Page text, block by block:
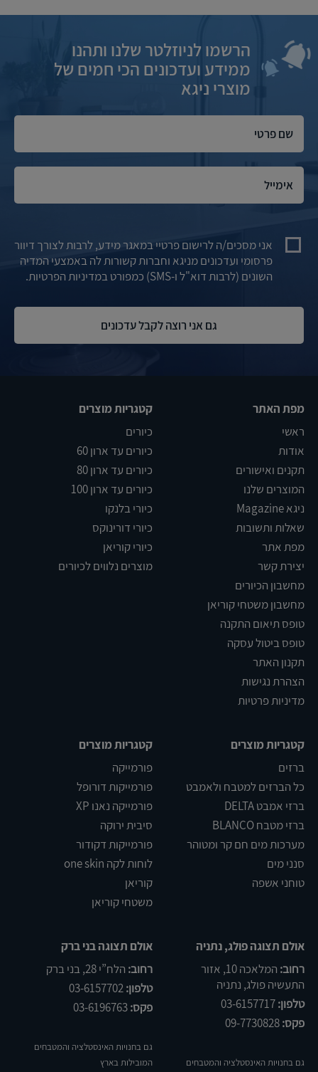
הרשמו לניוזלטר שלנו ותהנו
ממידע ועדכונים הכי חמים של
מוצרי ניגא
אני מסכים/ה לרישום פרטיי במאגר מידע, לרבות לצורך דיוור
פרסומי ועדכונים מניגא וחברות קשורות לה באמצעי המדיה
השונים (לרבות דוא"ל ו-SMS) כמפורט במדיניות הפרטיות.
מפת האתר
ראשי
אודות
תקנים ואישורים
המוצרים שלנו
ניגא Magazine
שאלות ותשובות
מפת אתר
יצירת קשר
מחשבון הכיורים
מחשבון משטחי קוריאן
טופס תיאום התקנה
טופס ביטול עסקה
תקנון האתר
הצהרת נגישות
מדיניות פרטיות
קטגריות מוצרים
כיורים
כיורים עד ארון 60
כיורים עד ארון 80
כיורים עד ארון 100
כיורי בלנקו
כיורי דורינוקס
כיורי קוריאן
מוצרים נלווים לכיורים
קטגריות מוצרים
ברזים
כל הברזים למטבח ולאמבט
ברזי אמבט DELTA
ברזי מטבח BLANCO
מערכות מים חם קר ומטוהר
סנני מים
טוחני אשפה
קטגריות מוצרים
פורמייקה
פורמייקות דורופל
פורמייקה נאנו XP
סיבית ירוקה
פורמייקות דקודור
לוחות לקה one skin
קוריאן
משטחי קוריאן
אולם תצוגה פולג, נתניה
רחוב:
המלאכה 10, אזור
התעשיה פולג, נתניה
טלפון:03-6157717
פקס:
גם בחנויות האינסטלציה והמטבחים
אולם תצוגה בני ברק
רחוב: הלח”י 28, בני ברק
טלפון:03-6157702
פקס:
גם בחנויות האינסטלציה והמטבחים
המובילות בארץ